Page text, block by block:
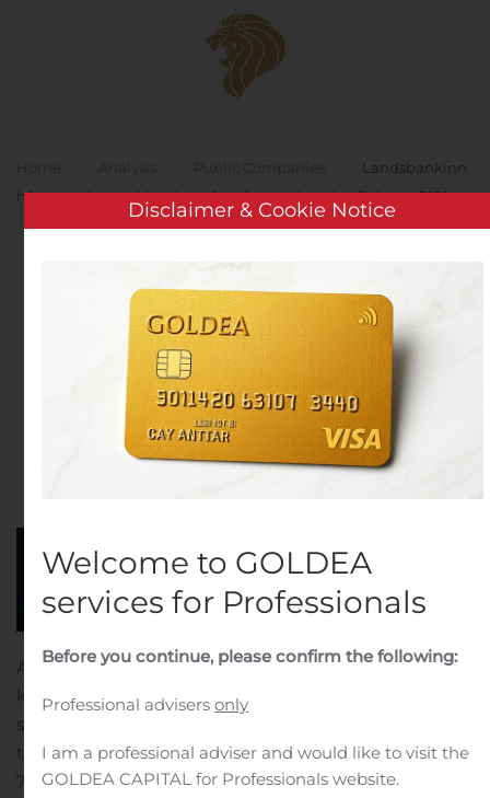
Skip to main content
Landsbankinn
hf.: Uppgjör Landsbankans fyrir fyrstu níu mánuði ársins 2019
Landsbankinn hf.:
Uppgjör Landsbankans
fyrir fyrstu níu mánuði
ársins 2019
Customer Service October 24, 2019
Public Companies.
Afkoma Landsbankans var jákvæð um 14,4 milljarða
króna eftir skatta á fyrstu níu mánuðum ársins 2019
samanborið við 15,4 milljarða króna hagnað á sama
tímabili árið 2018. Arðsemi eigin fjár á tímabilinu var
7,9% á ársgrundvelli samanborið við 8,8% á sama
Disclaimer & Cookie Notice
Welcome to GOLDEA
services for Professionals
Before you continue, please confirm the following:
Professional advisersonly
I am a professional adviser and would like to visit the
GOLDEA CAPITAL for Professionals website.